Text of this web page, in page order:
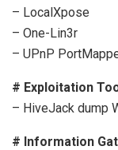
– LocalXpose
– One-Lin3r
– UPnP
# Exploitation
– HiveJack dump
# Information